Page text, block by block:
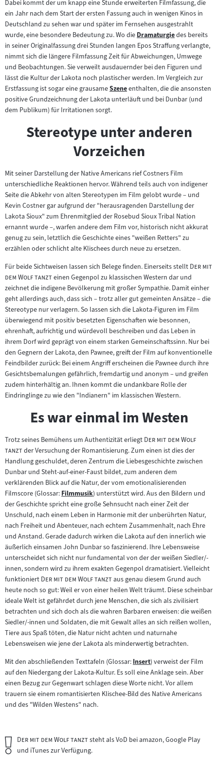
Dabei kommt der um knapp eine Stunde erweiterten Filmfassung, die
ein Jahr nach dem Start der ersten Fassung auch in wenigen Kinos in
Deutschland zu sehen war und später im Fernsehen ausgestrahlt
wurde, eine besondere Bedeutung zu. Wo dieZum
Inhalt:
Dramaturgiedes bereits
in seiner Originalfassung drei Stunden langen Epos Straffung verlangte,
nimmt sich die längere Filmfassung Zeit für Abweichungen, Umwege
und Beobachtungen. Sie verweilt ausdauernder bei den Figuren und
lässt die Kultur der Lakota noch plastischer werden. Im Vergleich zur
Erstfassung ist sogar eine grausameZum
Inhalt:
Szeneenthalten, die die ansonsten
positive Grundzeichnung der Lakota unterläuft und bei Dunbar (und
dem Publikum) für Irritationen sorgt.
Stereotype unter anderen
Vorzeichen
Mit seiner Darstellung der Native Americans rief Costners Film
unterschiedliche Reaktionen hervor. Während teils auch von indigener
Seite die Abkehr von alten Stereotypen im Film gelobt wurde – und
Kevin Costner gar aufgrund der "herausragenden Darstellung der
Lakota Sioux" zum Ehrenmitglied der Rosebud Sioux Tribal Nation
ernannt wurde –, warfen andere dem Film vor, historisch nicht akkurat
genug zu sein, letztlich die Geschichte eines "weißen Retters" zu
erzählen oder schlicht alte Klischees durch neue zu ersetzen.
Für beide Sichtweisen lassen sich Belege finden. Einerseits stellt "Der mit
dem Wolf tanzt"einen Gegenpol zu klassischen Western dar und
zeichnet die indigene Bevölkerung mit großer Sympathie. Damit einher
geht allerdings auch, dass sich – trotz aller gut gemeinten Ansätze – die
Stereotype nur verlagern. So lassen sich die Lakota-Figuren im Film
überwiegend mit positiv besetzten Eigenschaften wie besonnen,
ehrenhaft, aufrichtig und würdevoll beschreiben und das Leben in
ihrem Dorf wird geprägt von einem starken Gemeinschaftssinn. Nur bei
den Gegnern der Lakota, den Pawnee, greift der Film auf konventionelle
Feindbilder zurück: Bei einem Angriff erscheinen die Pawnee durch ihre
Gesichtsbemalungen gefährlich, fremdartig und anonym – und greifen
zudem hinterhältig an. Ihnen kommt die undankbare Rolle der
Eindringlinge zu wie den "Indianern" im klassischen Western.
Es war einmal im Westen
Trotz seines Bemühens um Authentizität erliegt "Der mit dem Wolf
tanzt"der Versuchung der Romantisierung. Zum einen ist dies der
Handlung geschuldet, deren Zentrum die Liebesgeschichte zwischen
Dunbar und Steht-auf-einer-Faust bildet, zum anderen dem
verklärenden Blick auf die Natur, der vom emotionalisierenden
Filmscore (Glossar:Zum
Inhalt:
Filmmusik) unterstützt wird. Aus den Bildern und
der Geschichte spricht eine große Sehnsucht nach einer Zeit der
Unschuld, nach einem Leben in Harmonie mit der unberührten Natur,
nach Freiheit und Abenteuer, nach echtem Zusammenhalt, nach Ehre
und Anstand. Gerade dadurch wirken die Lakota auf den innerlich wie
äußerlich einsamen John Dunbar so faszinierend. Ihre Lebensweise
unterscheidet sich nicht nur fundamental von der der weißen Siedler/-
innen, sondern wird zu ihrem exakten Gegenpol dramatisiert. Vielleicht
funktioniert "Der mit dem Wolf tanzt"aus genau diesem Grund auch
heute noch so gut: Weil er von einer heilen Welt träumt. Diese scheinbar
ideale Welt ist gefährdet durch jene Menschen, die sich als zivilisiert
betrachten und sich doch als die wahren Barbaren erweisen: die weißen
Siedler/-innen und Soldaten, die mit Gewalt alles an sich reißen wollen,
Tiere aus Spaß töten, die Natur nicht achten und naturnahe
Lebensweisen wie jene der Lakota als minderwertig betrachten.
Mit den abschließenden Texttafeln (Glossar:Zum
Inhalt:
Insert) verweist der Film
auf den Niedergang der Lakota-Kultur. Es soll eine Anklage sein. Aber
einen Bezug zur Gegenwart schlagen diese Worte nicht. Vor allem
trauern sie einem romantisierten Klischee-Bild des Native Americans
und des "Wilden Westens" nach.
Wichtiger
Hinweis:
"Der mit dem Wolf tanzt"steht als VoD bei amazon, Google Play
und iTunes zur Verfügung.